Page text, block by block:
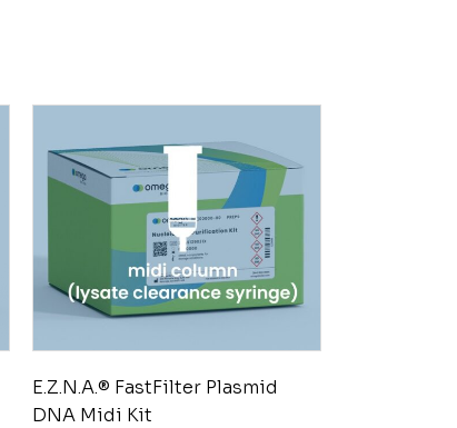
E.Z.N.A.® FastFilter Plasmid
DNA Midi Kit